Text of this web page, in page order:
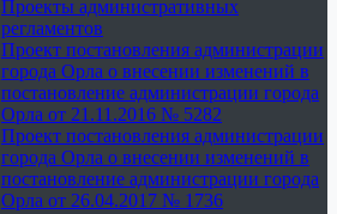
Проекты административных
регламентов
Проект постановления администрации
города Орла о внесении изменений в
постановление администрации города
Орла от 21.11.2016 № 5282
Проект постановления администрации
города Орла о внесении изменений в
постановление администрации города
Орла от 26.04.2017 № 1736